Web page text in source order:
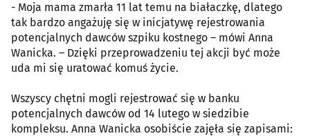
- Moja mama zmarła 11 lat temu na białaczkę, dlatego
tak bardzo angażuję się w inicjatywę rejestrowania
potencjalnych dawców szpiku kostnego – mówi Anna
Wanicka. – Dzięki przeprowadzeniu tej akcji być może
uda mi się uratować komuś życie.
Wszyscy chętni mogli rejestrować się w banku
potencjalnych dawców od 14 lutego w siedzibie
kompleksu. Anna Wanicka osobiście zajęła się zapisami: